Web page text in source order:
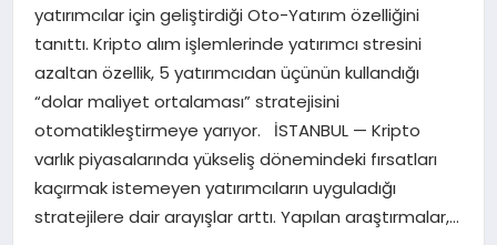
MAGAZIN
EĞITIM
yatırımcılar için geliştirdiği Oto-Yatırım özelliğini
tanıttı. Kripto alım işlemlerinde yatırımcı stresini
azaltan özellik, 5 yatırımcıdan üçünün kullandığı
“dolar maliyet ortalaması” stratejisini
otomatikleştirmeye yarıyor. İSTANBUL — Kripto
varlık piyasalarında yükseliş dönemindeki fırsatları
kaçırmak istemeyen yatırımcıların uyguladığı
stratejilere dair arayışlar arttı. Yapılan araştırmalar,…